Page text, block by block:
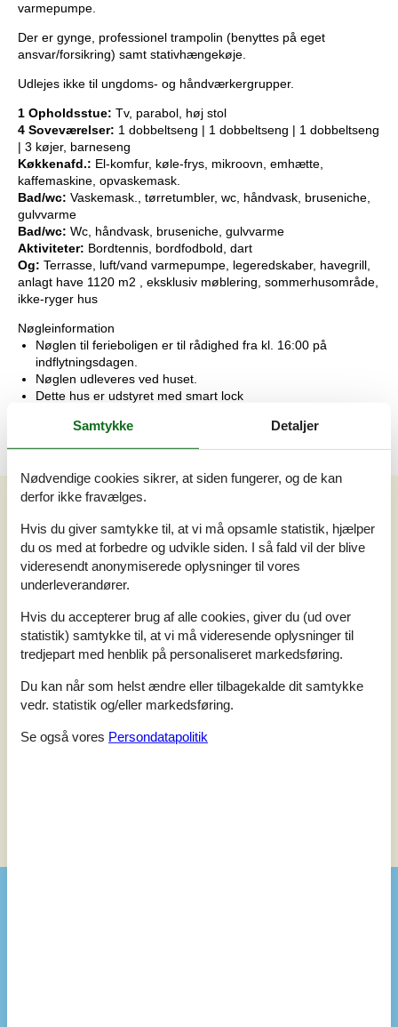
varmepumpe.
Der er gynge, professionel trampolin (benyttes på eget
ansvar/forsikring) samt stativhængekøje.
Udlejes ikke til ungdoms- og håndværkergrupper.
1 Opholdsstue: Tv, parabol, høj stol
4 Soveværelser: 1 dobbeltseng | 1 dobbeltseng | 1 dobbeltseng
| 3 køjer, barneseng
Køkkenafd.: El-komfur, køle-frys, mikroovn, emhætte,
kaffemaskine, opvaskemask.
Bad/wc: Vaskemask., tørretumbler, wc, håndvask, bruseniche,
gulvvarme
Bad/wc: Wc, håndvask, bruseniche, gulvvarme
Aktiviteter: Bordtennis, bordfodbold, dart
Og: Terrasse, luft/vand varmepumpe, legeredskaber, havegrill,
anlagt have 1120 m2 , eksklusiv møblering, sommerhusområde,
ikke-ryger hus
Nøgleinformation
Nøglen til ferieboligen er til rådighed fra kl. 16:00 på
indflytningsdagen.
Nøglen udleveres ved huset.
Dette hus er udstyret med smart lock
Vores gæsteanmeldelser
Vores gæsteanmeldelserEksterne anmeldelser
4,0
Vurderet d. 24-09-2024
3
2
Kommentarer
Samtykke Detaljer
Nødvendige cookies sikrer, at siden fungerer, og de kan
derfor ikke fravælges.
Hvis du giver samtykke til, at vi må opsamle statistik, hjælper
du os med at forbedre og udvikle siden. I så fald vil der blive
videresendt anonymiserede oplysninger til vores
underleverandører.
Hvis du accepterer brug af alle cookies, giver du (ud over
statistik) samtykke til, at vi må videresende oplysninger til
tredjepart med henblik på personaliseret markedsføring.
Du kan når som helst ændre eller tilbagekalde dit samtykke
vedr. statistik og/eller markedsføring.
Se også vores Persondatapolitik